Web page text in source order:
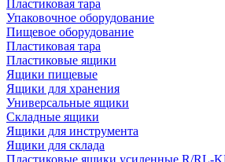
Пластиковая тара
Упаковочное оборудование
Пищевое оборудование
Пластиковая тара
Пластиковые ящики
Ящики пищевые
Ящики для хранения
Универсальные ящики
Складные ящики
Ящики для инструмента
Ящики для склада
Пластиковые ящики усиленные R/RL-